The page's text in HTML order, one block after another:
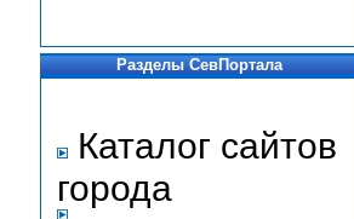
Разделы СевПортала
Каталог сайтов
города